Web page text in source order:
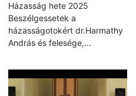
Házasság hete 2025
Beszélgessetek a
házasságotokért dr.Harmathy
András és felesége,...